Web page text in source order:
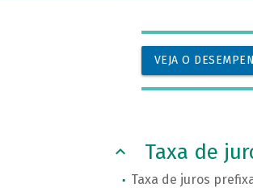
VEJA O
Taxa de
Taxa de juros